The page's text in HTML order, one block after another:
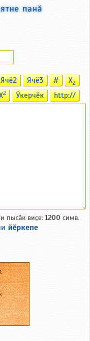
панӑ
Ячӗ2 Ячӗ3 # X2
2 Ӳкерчӗк http://
пысӑк виҫе: 1200 симв.
йӗркепе